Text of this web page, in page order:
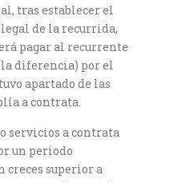
tras establecer el
de la recurrida,
pagar al recurrente
diferencia) por el
apartado de las
a contrata.
servicios a contrata
un periodo
superior a